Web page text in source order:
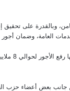
وبالقدرة على تحقيق
العامة، وضمان
وكان
من جانب بعض أعضاء